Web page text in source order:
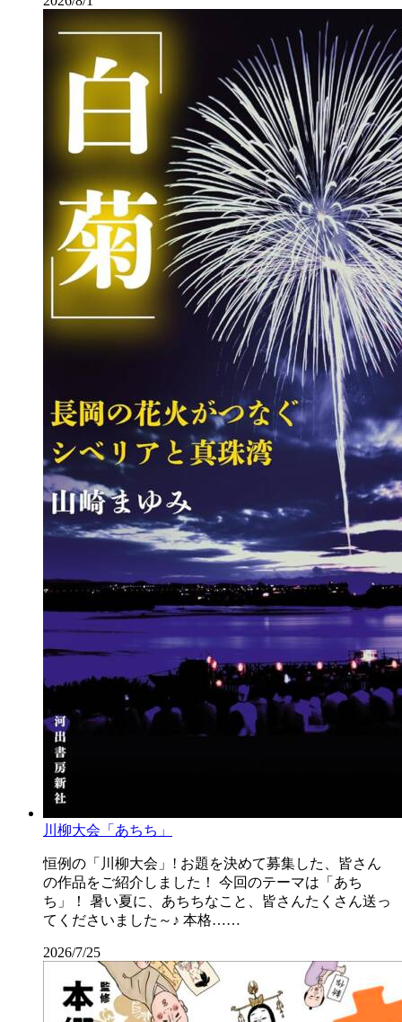
川柳大会「あちち」
恒例の「川柳大会」! お題を決めて募集した、皆さん
の作品をご紹介しました！ 今回のテーマは「あち
ち」！ 暑い夏に、あちちなこと、皆さんたくさん送っ
てくださいました～♪ 本格……
2026/7/25